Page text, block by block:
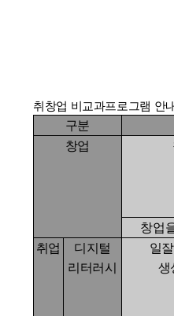
취창업 비교과프로그램 안
구분
창업
창업
취업
디지털
리터러시
일
생